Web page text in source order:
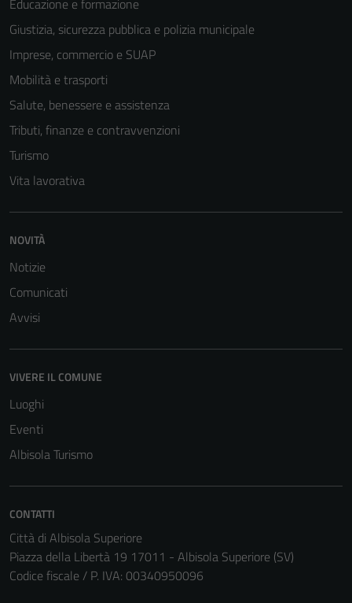
Educazione e formazione
Giustizia, sicurezza pubblica e polizia municipale
Imprese, commercio e SUAP
Mobilità e trasporti
Salute, benessere e assistenza
Tributi, finanze e contravvenzioni
Turismo
Vita lavorativa
NOVITÀ
Notizie
Comunicati
Avvisi
VIVERE IL COMUNE
Luoghi
Eventi
Albisola Turismo
CONTATTI
Città di Albisola Superiore
Piazza della Libertà 19 17011 - Albisola Superiore (SV)
Codice fiscale / P. IVA: 00340950096
disabilitati.
Questi cookie